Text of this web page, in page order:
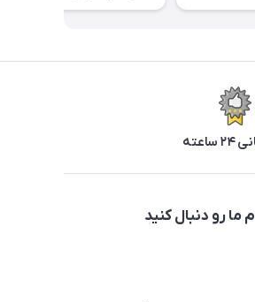
ساعته
ما رو دنبال کنید